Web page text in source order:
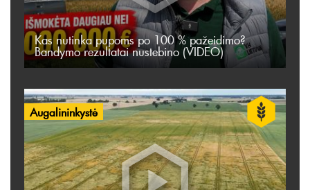
Kas nutinka pupoms po 100 % pažeidimo?
Bandymo rezultatai nustebino (VIDEO)
Augalininkystė